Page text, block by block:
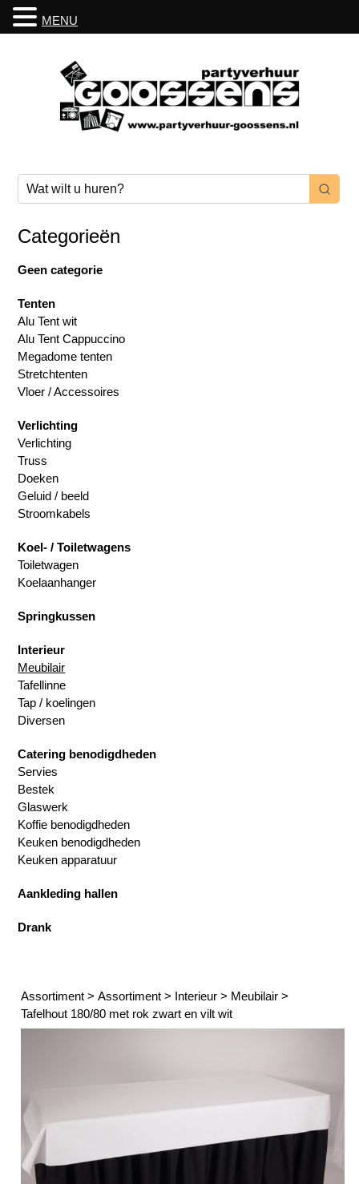
Categorieën
Geen categorie
Tenten
Alu Tent wit
Alu Tent Cappuccino
Megadome tenten
Stretchtenten
Vloer / Accessoires
Verlichting
Verlichting
Truss
Doeken
Geluid / beeld
Stroomkabels
Koel- / Toiletwagens
Toiletwagen
Koelaanhanger
Springkussen
Interieur
Meubilair
Tafellinne
Tap / koelingen
Diversen
Catering benodigdheden
Servies
Bestek
Glaswerk
Koffie benodigdheden
Keuken benodigdheden
Keuken apparatuur
Aankleding hallen
Drank
Assortiment >Assortiment > Interieur > Meubilair >
Tafelhout 180/80 met rok zwart en vilt wit
MENU